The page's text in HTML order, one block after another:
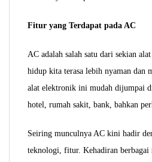
Fitur yang Terdapat pada AC
AC adalah salah satu dari sekian
hidup kita terasa lebih nyaman dan
alat elektronik ini mudah dijumpai
hotel, rumah sakit, bank, bahkan
Seiring munculnya AC kini hadir
teknologi, fitur. Kehadiran berbagai